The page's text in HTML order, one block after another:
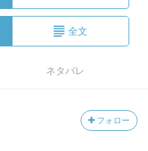
全文
ネタバレ
フォロー